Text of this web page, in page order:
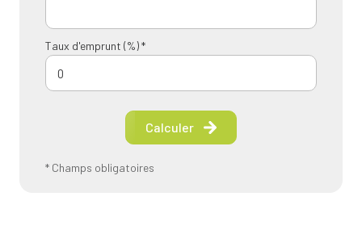
Taux d'emprunt (%) *
Calculer
* Champs obligatoires